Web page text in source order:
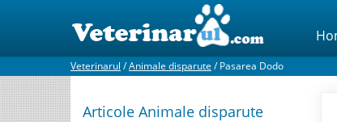
Veterinarul /Animale disparute /Pasarea Dodo
Articole Animale disparute